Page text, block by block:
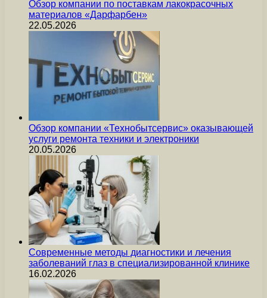
Обзор компании по поставкам лакокрасочных
материалов «Дарфарбен»
22.05.2026
Обзор компании «Технобытсервис» оказывающей
услуги ремонта техники и электроники
20.05.2026
Современные методы диагностики и лечения
заболеваний глаз в специализированной клинике
16.02.2026